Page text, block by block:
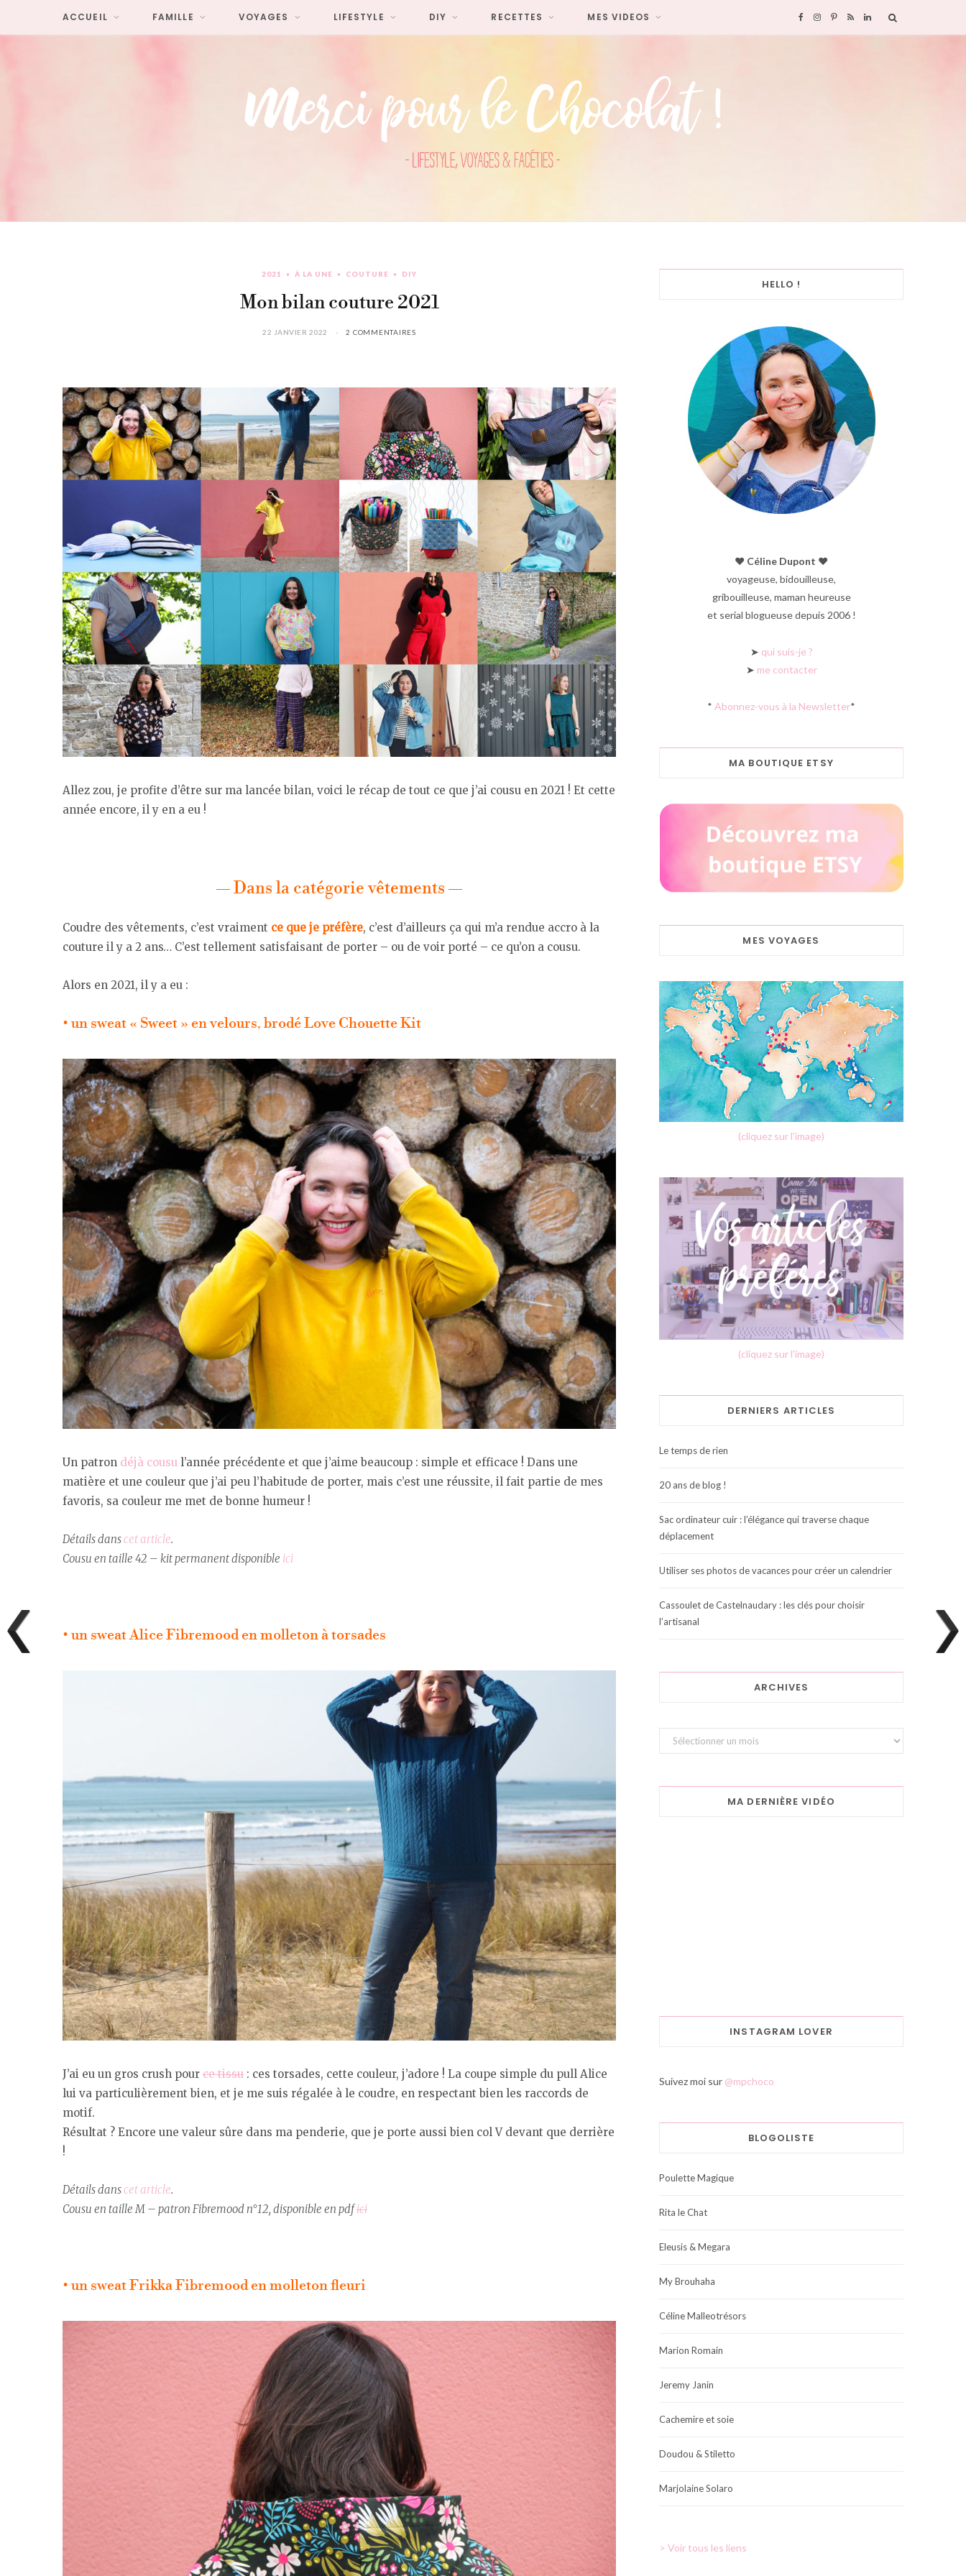
F
o
I
r
P
e
R L
I
ACCUEIL FAMILLE VOYAGES LIFESTYLE DIY RECETTES MES VIDEOS
2021 À LA UNE COUTURE DIY
Mon bilan couture 2021
22 JANVIER 2022 2 COMMENTAIRES
Allez zou, je profite d’être sur ma lancée bilan, voici le récap de tout ce que j’ai cousu en 2021 ! Et cette
année encore, il y en a eu !
— Dans la catégorie vêtements —
Coudre des vêtements, c’est vraiment ce que je préfère, c’est d’ailleurs ça qui m’a rendue accro à la
couture il y a 2 ans… C’est tellement satisfaisant de porter – ou de voir porté – ce qu’on a cousu.
Alors en 2021, il y a eu :
• un sweat « Sweet » en velours, brodé Love Chouette Kit
Un patron déjà cousu l’année précédente et que j’aime beaucoup : simple et efficace ! Dans une
matière et une couleur que j’ai peu l’habitude de porter, mais c’est une réussite, il fait partie de mes
favoris, sa couleur me met de bonne humeur !
Détails danscet article.
Cousu en taille 42 – kit permanent disponible ici
• un sweat Alice Fibremood en molleton à torsades
J’ai eu un gros crush pour ce tissu : ces torsades, cette couleur, j’adore ! La coupe simple du pull Alice
lui va particulièrement bien, et je me suis régalée à le coudre, en respectant bien les raccords de
motif.
Résultat ? Encore une valeur sûre dans ma penderie, que je porte aussi bien col V devant que derrière
!
Détails danscet article.
Cousu en taille M – patron Fibremood n°12, disponible en pdfici
• un sweat Frikka Fibremood en molleton fleuri
HELLO !
♥︎ Céline Dupont ♥︎
voyageuse, bidouilleuse,
gribouilleuse, maman heureuse
et serial blogueuse depuis 2006 !
➤ qui suis-je ?
➤ me contacter
* Abonnez-vous à la Newsletter*
MA BOUTIQUE ETSY
MES VOYAGES
(cliquez sur l'image)
(cliquez sur l'image)
DERNIERS ARTICLES
Le temps de rien
20 ans de blog !
Sac ordinateur cuir : l’élégance qui traverse chaque
déplacement
Utiliser ses photos de vacances pour créer un calendrier
Cassoulet de Castelnaudary : les clés pour choisir
l’artisanal
ARCHIVES
Archives
MA DERNIÈRE VIDÉO
INSTAGRAM LOVER
Suivez moi sur @mpchoco
BLOGOLISTE
Poulette Magique
Rita le Chat
Eleusis & Megara
My Brouhaha
Céline Malleotrésors
Marion Romain
Jeremy Janin
Cachemire et soie
Doudou & Stiletto
Marjolaine Solaro
> Voir tous les liens